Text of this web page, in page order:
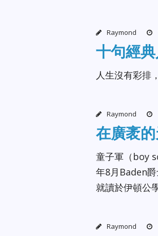
Raymond
十句經
人生沒有彩排
Raymond
在廣袤
童子軍（boy
年8月Baden
就讀於伊頓公
Raymond